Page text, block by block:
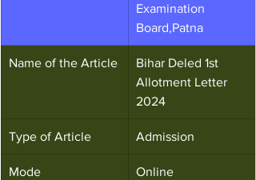
Examination
Board,Patna
Name of the Article
Bihar Deled 1st
Allotment Letter
2024
Type of Article Admission
Mode Online